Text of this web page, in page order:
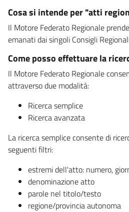
Cosa si intende per "atti
Il Motore Federato Regionale
emanati dai singoli Consigli
Come posso effettuare la
Il Motore Federato Regionale
attraverso due modalità:
Ricerca semplice
Ricerca avanzata
La ricerca semplice consente di
seguenti filtri:
estremi dell'atto: numero,
denominazione atto
parole nel titolo/testo
regione/provincia autonoma